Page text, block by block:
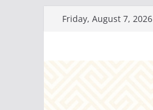
Friday, August 7, 2026